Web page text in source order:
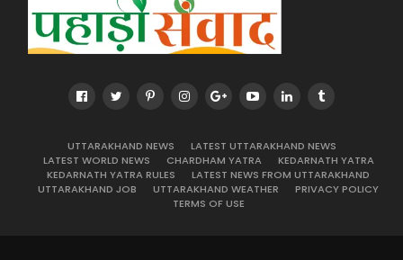
UTTARAKHAND NEWS
LATEST UTTARAKHAND NEWS
LATEST WORLD NEWS
CHARDHAM YATRA
KEDARNATH YATRA
KEDARNATH YATRA RULES
LATEST NEWS FROM UTTARAKHAND
UTTARAKHAND JOB
UTTARAKHAND WEATHER
PRIVACY POLICY
TERMS OF USE